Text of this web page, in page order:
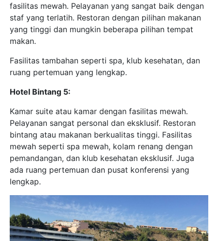
fasilitas mewah. Pelayanan yang sangat baik dengan
staf yang terlatih. Restoran dengan pilihan makanan
yang tinggi dan mungkin beberapa pilihan tempat
makan.
Fasilitas tambahan seperti spa, klub kesehatan, dan
ruang pertemuan yang lengkap.
Hotel Bintang 5:
Kamar suite atau kamar dengan fasilitas mewah.
Pelayanan sangat personal dan eksklusif. Restoran
bintang atau makanan berkualitas tinggi. Fasilitas
mewah seperti spa mewah, kolam renang dengan
pemandangan, dan klub kesehatan eksklusif. Juga
ada ruang pertemuan dan pusat konferensi yang
lengkap.